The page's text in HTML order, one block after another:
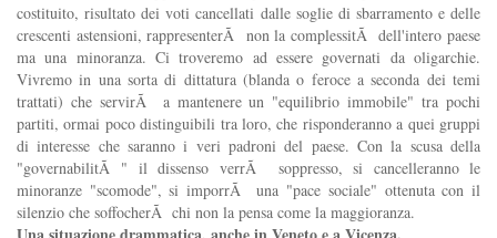
costituito, risultato dei voti cancellati dalle soglie di sbarramento e delle
crescenti astensioni, rappresenterÃ non la complessitÃ dell'intero paese
ma una minoranza. Ci troveremo ad essere governati da oligarchie.
Vivremo in una sorta di dittatura (blanda o feroce a seconda dei temi
trattati) che servirÃ a mantenere un "equilibrio immobile" tra pochi
partiti, ormai poco distinguibili tra loro, che risponderanno a quei gruppi
di interesse che saranno i veri padroni del paese. Con la scusa della
"governabilitÃ " il dissenso verrÃ soppresso, si cancelleranno le
minoranze "scomode", si imporrÃ una "pace sociale" ottenuta con il
silenzio che soffocherÃ chi non la pensa come la maggioranza.